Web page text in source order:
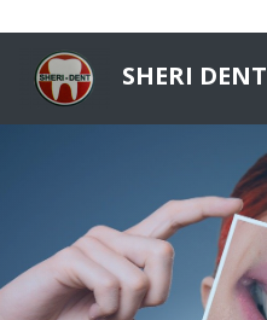
SHERI DENT